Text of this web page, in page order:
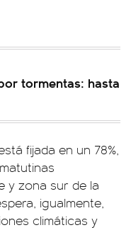
tormentas: hasta
fijada en un 78%,
y zona sur de la
igualmente,
climáticas y